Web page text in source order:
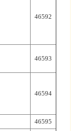
46592
46593
46594
46595